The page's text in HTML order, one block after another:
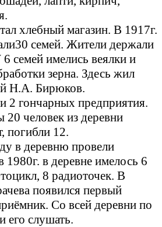
хлебный магазин. В 1917г.
семей. Жители держали
семей имелись веялки и
зерна. Здесь жил
Н.А. Бирюков.
2 гончарных предприятия.
человек из деревни
погибли 12.
в деревню провели
1980г. в деревне имелось 6
8 радиоточек. В
появился первый
Со всей деревни по
его слушать.